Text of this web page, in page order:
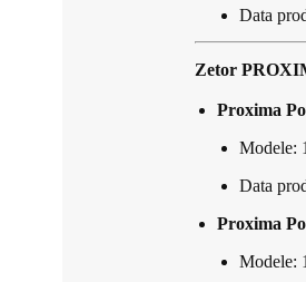
Data
Zetor
Proxima
Modele:
Data
Proxima
Modele: